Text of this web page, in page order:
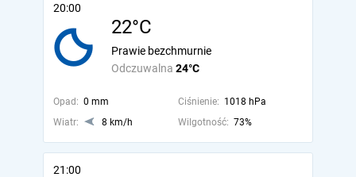
20:00
22°C
Odczuwalna 24°C
Prawie bezchmurnie
Opad: 0 mm Ciśnienie: 1018 hPa
Wiatr:
8 km/h Wilgotność: 73%
21:00